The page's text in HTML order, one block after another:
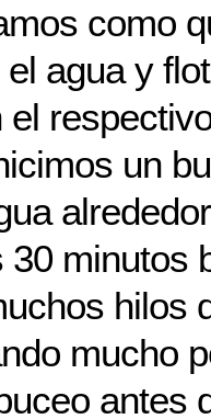
como
agua y
un
minutos
hilos
mucho
antes